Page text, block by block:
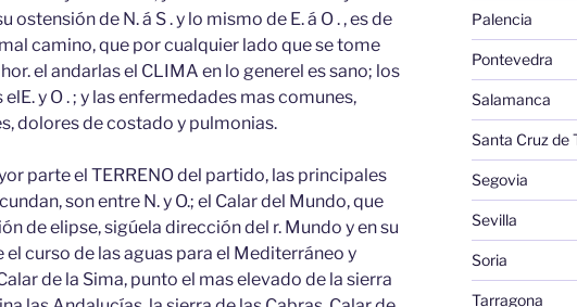
ostensión de N. á S . y lo mismo de E. á O . , es de
camino, que por cualquier lado que se tome
el andarlas el CLIMA en lo generel es sano; los
y O . ; y las enfermedades mas comunes,
dolores de costado y pulmonias.
parte el TERRENO del partido, las principales
son entre N. y O.; el Calar del Mundo, que
de elipse, sigúela dirección del r. Mundo y en su
curso de las aguas para el Mediterráneo y
de la Sima, punto el mas elevado de la sierra
Palencia
Pontevedra
Salamanca
Santa Cruz de
Segovia
Sevilla
Soria
Tarragona